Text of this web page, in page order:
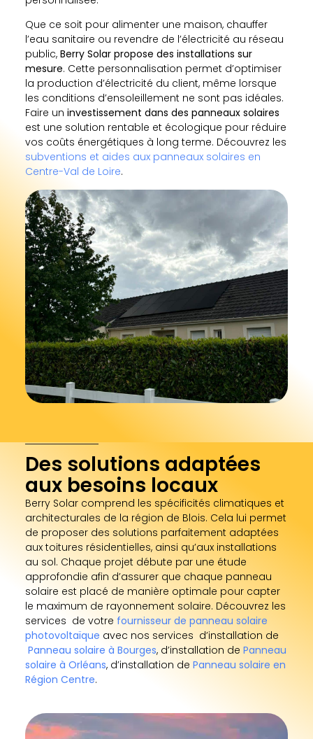
Que ce soit pour alimenter une maison, chauffer
l’eau sanitaire ou revendre de l’électricité au réseau
public, Berry Solar propose des installations sur
mesure. Cette personnalisation permet d’optimiser
la production d’électricité du client, même lorsque
les conditions d’ensoleillement ne sont pas idéales.
Faire un investissement dans des panneaux solaires
est une solution rentable et écologique pour réduire
vos coûts énergétiques à long terme. Découvrez les
subventions et aides aux panneaux solaires en
Centre-Val de Loire.
Des solutions adaptées
aux besoins locaux
Berry Solar comprend les spécificités climatiques et
architecturales de la région de Blois. Cela lui permet
de proposer des solutions parfaitement adaptées
aux toitures résidentielles, ainsi qu’aux installations
au sol. Chaque projet débute par une étude
approfondie afin d’assurer que chaque panneau
solaire est placé de manière optimale pour capter
le maximum de rayonnement solaire. Découvrez les
services de votre fournisseur de panneau solaire
photovoltaïque avec nos services d’installation de
Panneau solaire à Bourges, d’installation de Panneau
solaire à Orléans, d’installation de Panneau solaire en
Région Centre.